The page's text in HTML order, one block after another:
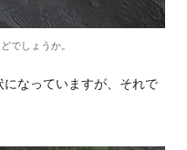
でしょうか。
なっていますが、それで